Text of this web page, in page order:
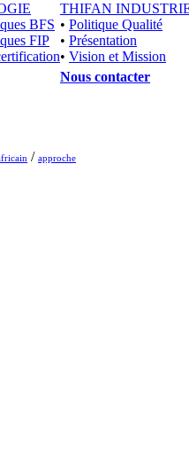
BFS
FIP
THIFAN
• Politique Qualité
• Présentation
• Vision et Mission
Nous contacter
/ approche